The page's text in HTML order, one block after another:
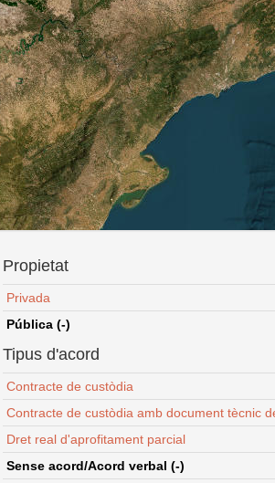
Propietat
Privada
Pública (-)
Tipus d'acord
Contracte de custòdia
Contracte de custòdia amb document tècnic
Dret real d'aprofitament parcial
Sense acord/Acord verbal (-)